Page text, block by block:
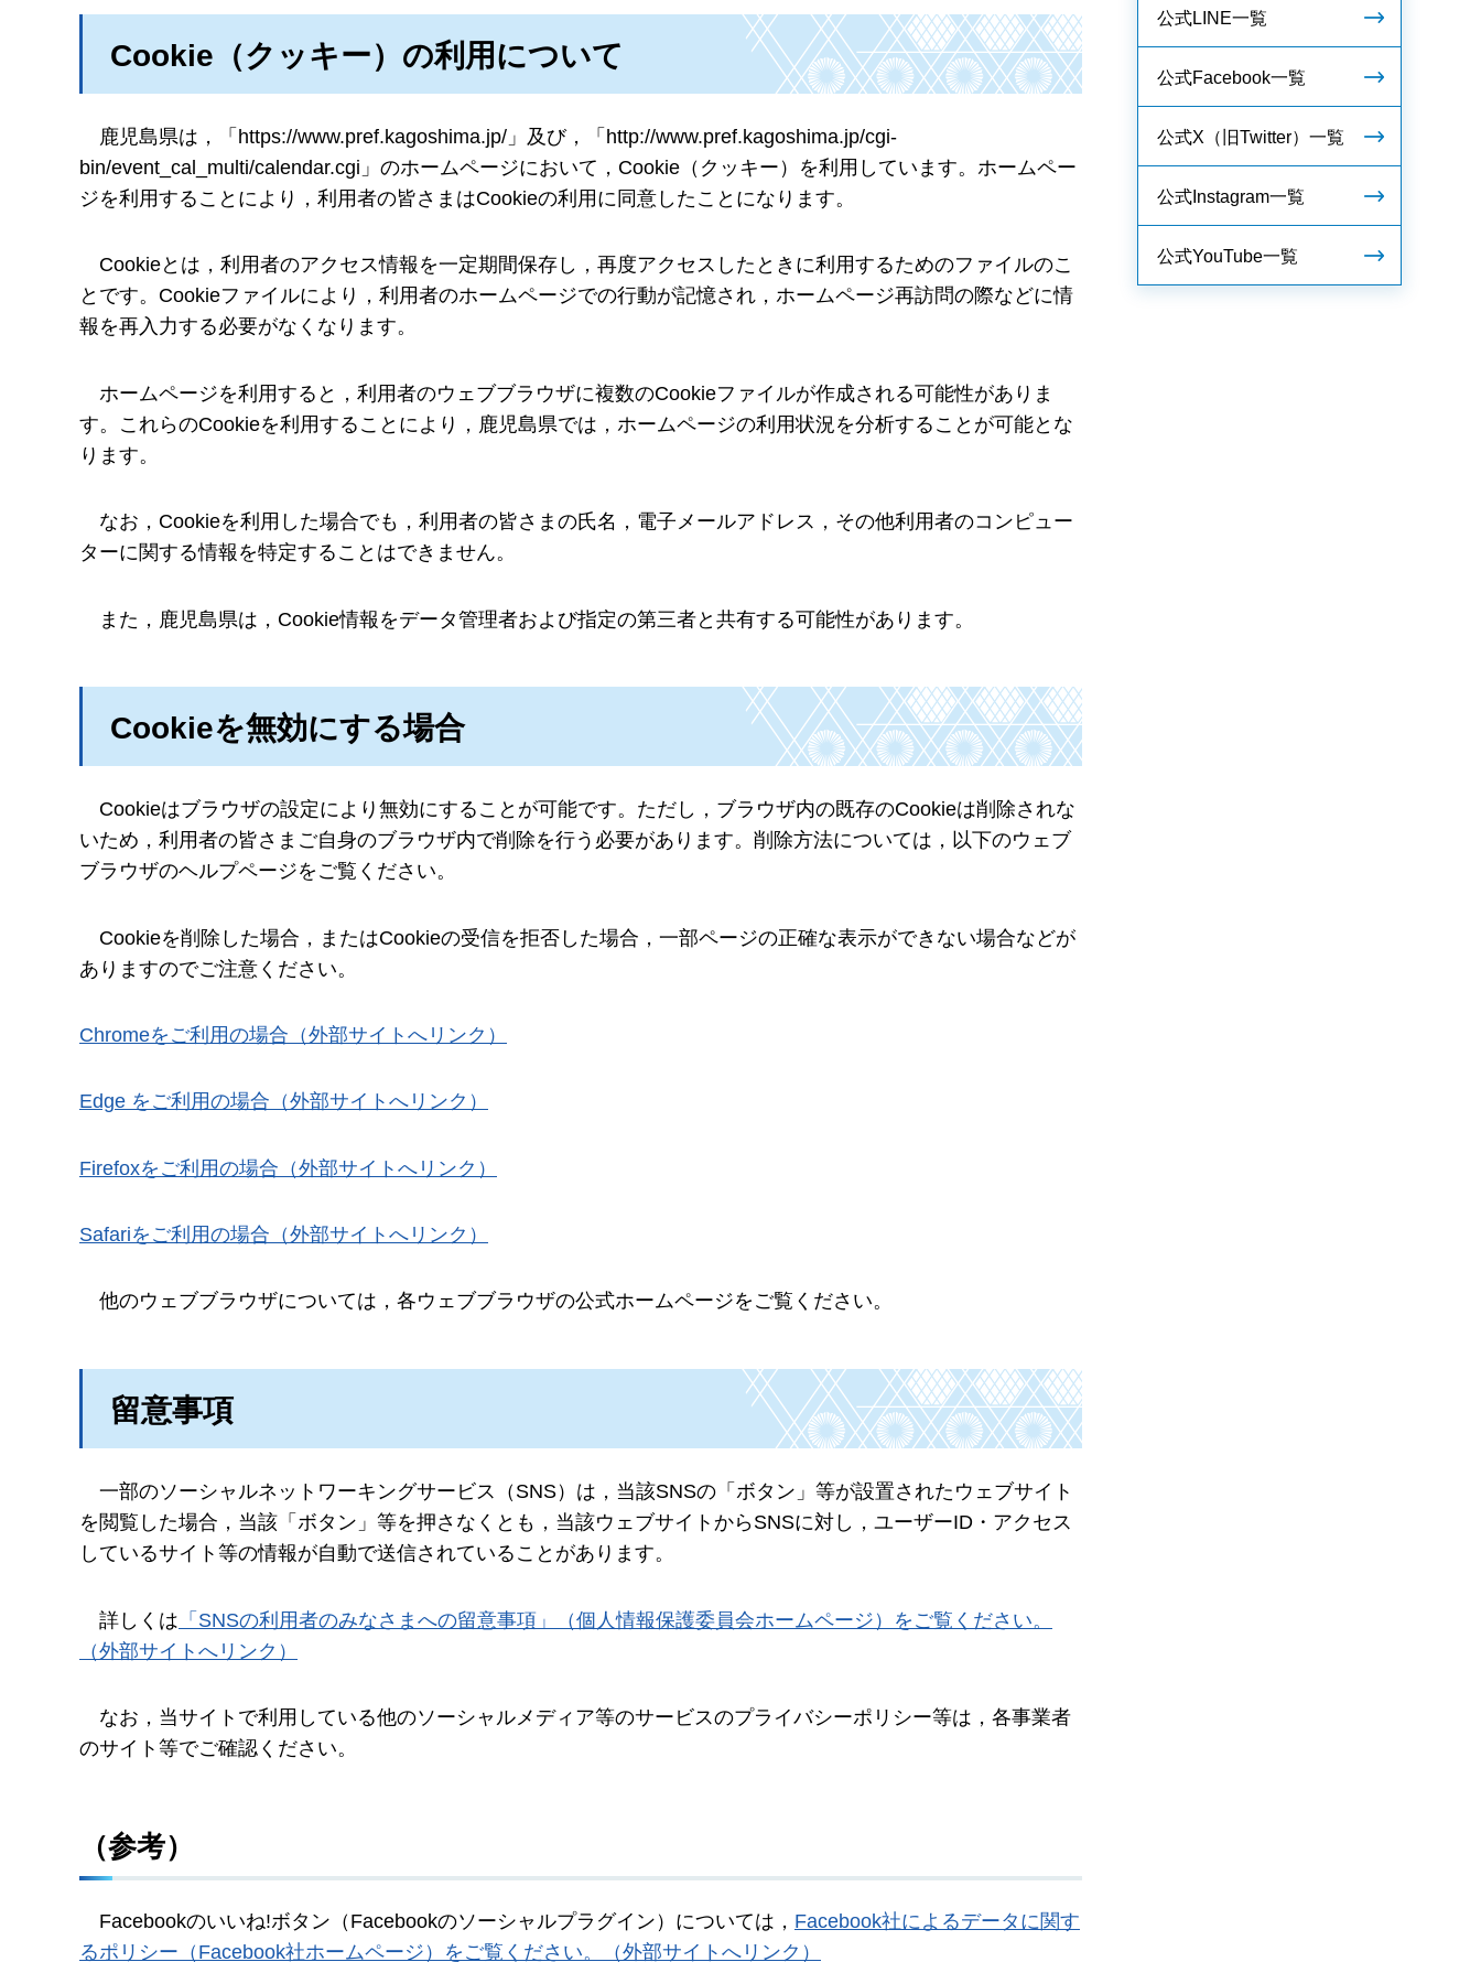
Cookie（クッキー）の利用について
鹿児島県は，「https://www.pref.kagoshima.jp/」及び，「http://www.pref.kagoshima.jp/cgi-
bin/event_cal_multi/calendar.cgi」のホームページにおいて，Cookie（クッキー）を利用しています。ホームペー
ジを利用することにより，利用者の皆さまはCookieの利用に同意したことになります。
Cookieとは，利用者のアクセス情報を一定期間保存し，再度アクセスしたときに利用するためのファイルのこ
とです。Cookieファイルにより，利用者のホームページでの行動が記憶され，ホームページ再訪問の際などに情
報を再入力する必要がなくなります。
ホームページを利用すると，利用者のウェブブラウザに複数のCookieファイルが作成される可能性がありま
す。これらのCookieを利用することにより，鹿児島県では，ホームページの利用状況を分析することが可能とな
ります。
なお ，Cookieを利用した場合でも，利用者の皆さまの氏名，電子メールアドレス，その他利用者のコンピュー
ターに関する情報を特定することはできません。
また ，鹿児島県は，Cookie情報をデータ管理者および指定の第三者と共有する可能性があります。
Cookieを無効にする場合
Cookieはブラウザの設定により無効にすることが可能です。ただし，ブラウザ内の既存のCookieは削除されな
いため，利用者の皆さまご自身のブラウザ内で削除を行う必要があります。削除方法については，以下のウェブ
ブラウザのヘルプページをご覧ください。
Cookieを削除した場合，またはCookieの受信を拒否した場合，一部ページの正確な表示ができない場合などが
ありますのでご注意ください。
Chromeをご利用の場合（外部サイトへリンク）
Edge をご利用の場合（外部サイトへリンク）
Firefoxをご利用の場合（外部サイトへリンク）
Safariをご利用の場合（外部サイトへリンク）
他のウェブブラウザについては，各ウェブブラウザの公式ホームページをご覧ください。
留意事項
一部のソーシャルネットワーキングサービス（SNS）は，当該SNSの「ボタン」等が設置されたウェブサイト
を閲覧した場合，当該「ボタン」等を押さなくとも，当該ウェブサイトからSNSに対し，ユーザーID・アクセス
しているサイト等の情報が自動で送信されていることがあります。
詳しくは 「SNSの利用者のみなさまへの留意事項」（個人情報保護委員会ホームページ）をご覧ください。
（外部サイトへリンク）
なお ，当サイトで利用している他のソーシャルメディア等のサービスのプライバシーポリシー等は，各事業者
のサイト等でご確認ください。
（参考）
Facebookのいいね!ボタン（Facebookのソーシャルプラグイン）については， Facebook社によるデータに関す
るポリシー（Facebook社ホームページ）をご覧ください。（外部サイトへリンク）
公式LINE一覧
公式Facebook一覧
公式X（旧Twitter）一覧
公式Instagram一覧
公式YouTube一覧